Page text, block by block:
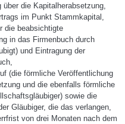
die Kapitalherabsetzung,
im Punkt Stammkapital,
die beabsichtigte
in das Firmenbuch durch
und Eintragung der
(die förmliche Veröffentlichung
und die ebenfalls förmliche
sowie die
Gläubiger, die das verlangen,
von drei Monaten nach dem